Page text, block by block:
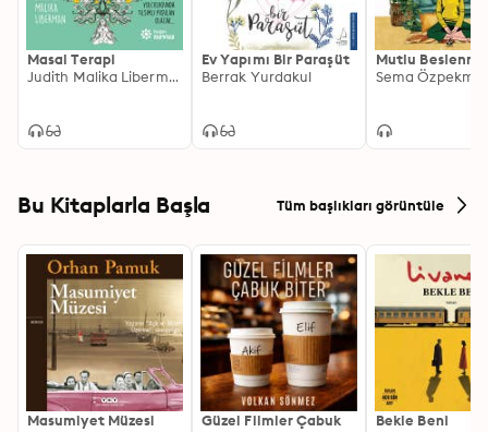
Masal Terapi
Judith Malika Liberman
Ev Yapımı Bir Paraşüt
Berrak Yurdakul
Mutlu Beslenme
Sema
Bu Kitaplarla Başla Tüm başlıkları görüntüle
Masumiyet Müzesi
Güzel Filmler Çabuk
Bekle Beni